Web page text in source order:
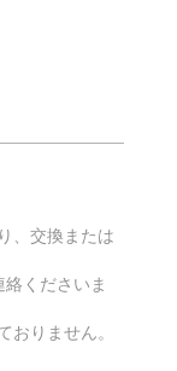
、交換または
くださいま
りません。